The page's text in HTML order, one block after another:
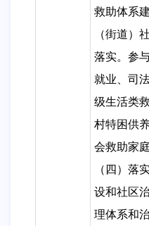
救助体系
（街道）
落实。参
就业、司
级生活类
村特困供
会救助家
（四）落
设和社区
理体系和